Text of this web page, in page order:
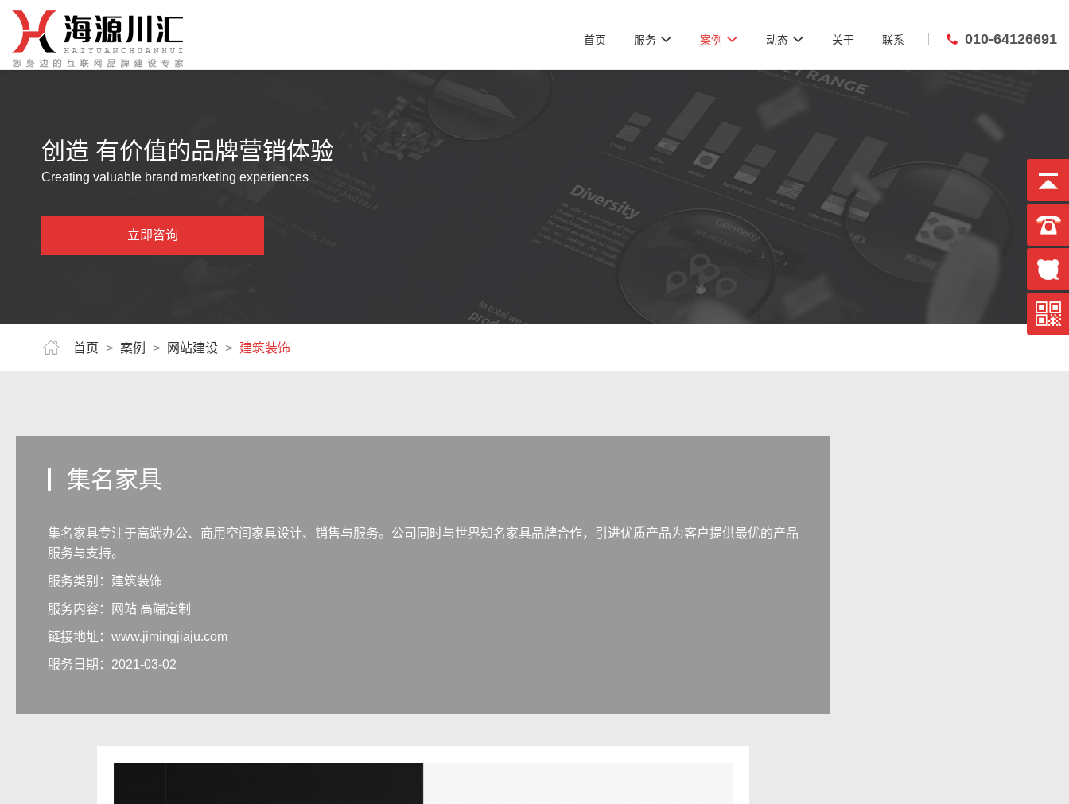
首页 服务  案例  动态  关于 联系 010-64126691
创造 有价值的品牌营销体验
Creating valuable brand marketing experiences
立即咨询
首页 > 案例 > 网站建设 > 建筑装饰
集名家具
集名家具专注于高端办公、商用空间家具设计、销售与服务。公司同时与世界知名家具品牌合作，引进优质产品为客户提供最优的产品
服务与支持。
服务类别：建筑装饰
服务内容： 网站 高端定制
链接地址： www.jimingjiaju.com
服务日期：2021-03-02